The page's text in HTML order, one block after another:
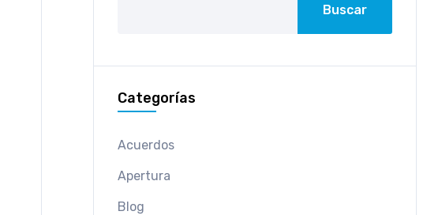
Buscar
Categorías
Acuerdos
Apertura
Blog